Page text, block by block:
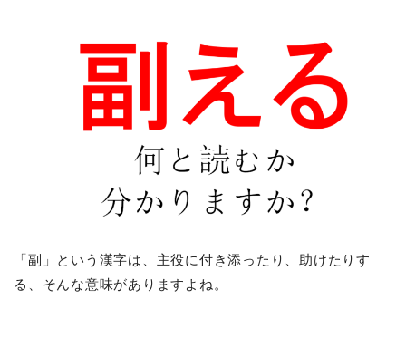
「副」という漢字は、主役に付き添ったり、助けたりす
る、そんな意味がありますよね。